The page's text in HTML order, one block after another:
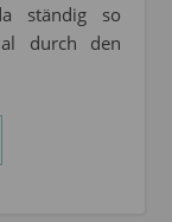
ständig so
durch den